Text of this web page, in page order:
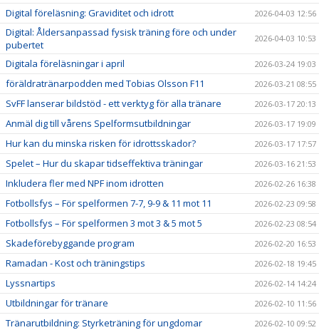
Digital föreläsning: Graviditet och idrott 2026-04-03 12:56
Digital: Åldersanpassad fysisk träning före och under
pubertet
2026-04-03 10:53
Digitala föreläsningar i april 2026-03-24 19:03
föräldratränarpodden med Tobias Olsson F11 2026-03-21 08:55
SvFF lanserar bildstöd - ett verktyg för alla tränare 2026-03-17 20:13
Anmäl dig till vårens Spelformsutbildningar 2026-03-17 19:09
Hur kan du minska risken för idrottsskador? 2026-03-17 17:57
Spelet – Hur du skapar tidseffektiva träningar 2026-03-16 21:53
Inkludera fler med NPF inom idrotten 2026-02-26 16:38
Fotbollsfys – För spelformen 7-7, 9-9 & 11 mot 11 2026-02-23 09:58
Fotbollsfys – För spelformen 3 mot 3 & 5 mot 5 2026-02-23 08:54
Skadeförebyggande program 2026-02-20 16:53
Ramadan - Kost och träningstips 2026-02-18 19:45
Lyssnartips 2026-02-14 14:24
Utbildningar för tränare 2026-02-10 11:56
Tränarutbildning: Styrketräning för ungdomar 2026-02-10 09:52